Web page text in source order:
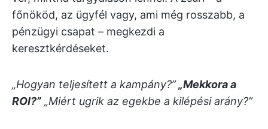
főnököd, az ügyfél vagy, ami még rosszabb, a
pénzügyi csapat – megkezdi a
keresztkérdéseket.
„Hogyan teljesített a kampány?”„Mekkora a
ROI?” „Miért ugrik az egekbe a kilépési arány?”